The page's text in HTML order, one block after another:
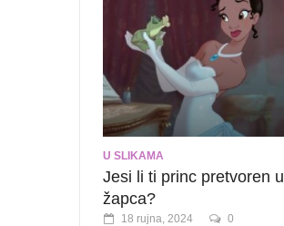
U SLIKAMA
Jesi li ti princ pretvoren u
žapca?
18 rujna, 2024 0